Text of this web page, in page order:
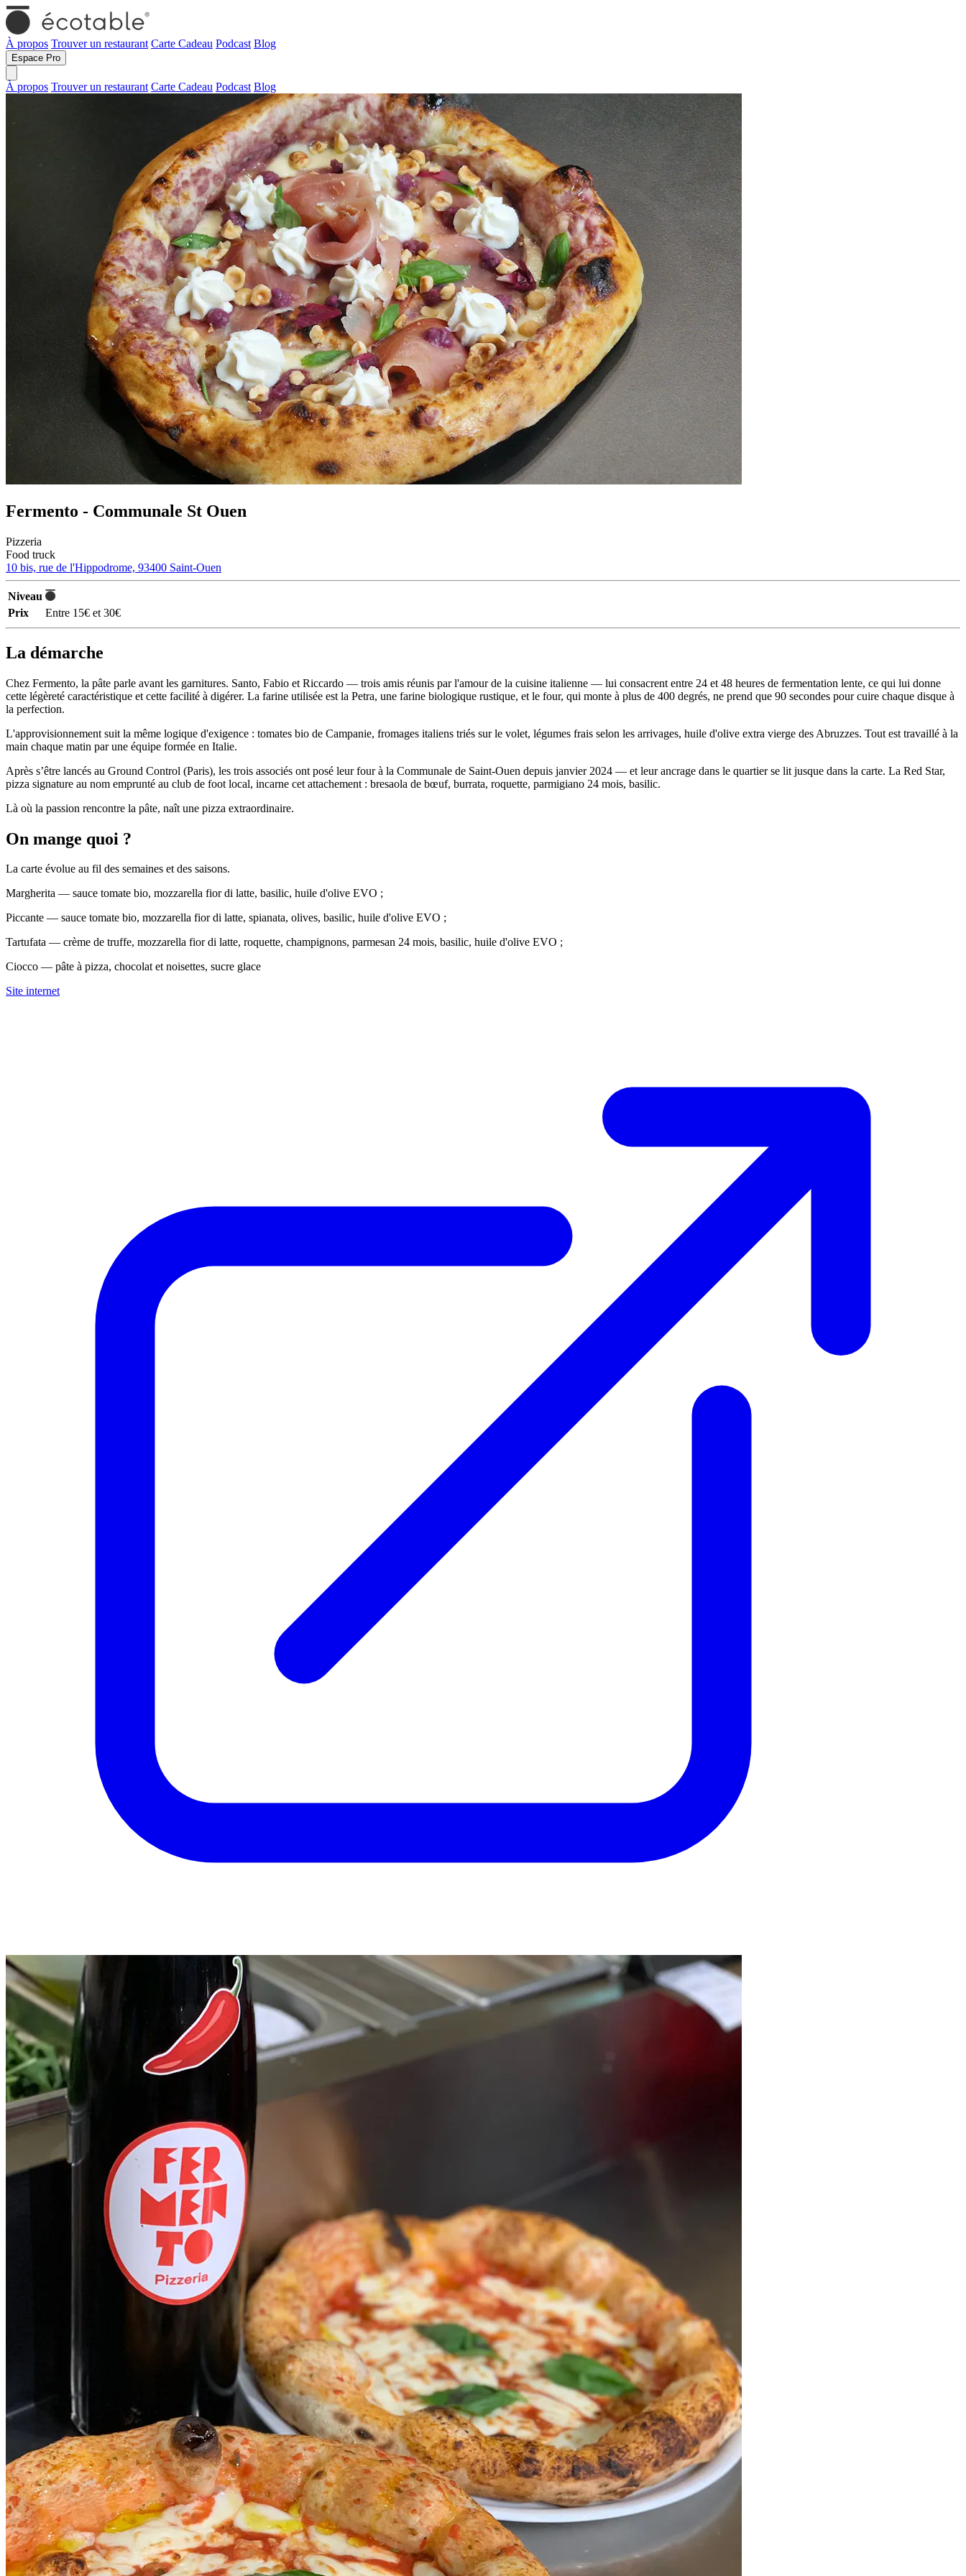
À propos Trouver un restaurant Carte Cadeau Podcast Blog
Espace Pro
À propos Trouver un restaurant Carte Cadeau Podcast Blog
Fermento - Communale St Ouen
Pizzeria
Food truck
10 bis, rue de l'Hippodrome, 93400 Saint-Ouen
Niveau
Prix
Entre 15€ et 30€
La démarche
Chez Fermento, la pâte parle avant les garnitures. Santo, Fabio et Riccardo — trois amis réunis par l'amour de la cuisine italienne — lui consacrent entre 24 et 48 heures de fermentation lente, ce qui lui donne
cette légèreté caractéristique et cette facilité à digérer. La farine utilisée est la Petra, une farine biologique rustique, et le four, qui monte à plus de 400 degrés, ne prend que 90 secondes pour cuire chaque disque à
la perfection.
L'approvisionnement suit la même logique d'exigence : tomates bio de Campanie, fromages italiens triés sur le volet, légumes frais selon les arrivages, huile d'olive extra vierge des Abruzzes. Tout est travaillé à la
main chaque matin par une équipe formée en Italie.
Après s’être lancés au Ground Control (Paris), les trois associés ont posé leur four à la Communale de Saint-Ouen depuis janvier 2024 — et leur ancrage dans le quartier se lit jusque dans la carte. La Red Star,
pizza signature au nom emprunté au club de foot local, incarne cet attachement : bresaola de bœuf, burrata, roquette, parmigiano 24 mois, basilic.
Là où la passion rencontre la pâte, naît une pizza extraordinaire.
On mange quoi ?
La carte évolue au fil des semaines et des saisons.
Margherita — sauce tomate bio, mozzarella fior di latte, basilic, huile d'olive EVO ;
Piccante — sauce tomate bio, mozzarella fior di latte, spianata, olives, basilic, huile d'olive EVO ;
Tartufata — crème de truffe, mozzarella fior di latte, roquette, champignons, parmesan 24 mois, basilic, huile d'olive EVO ;
Ciocco — pâte à pizza, chocolat et noisettes, sucre glace
Site internet